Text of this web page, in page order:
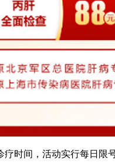
间，活动实行每日限号